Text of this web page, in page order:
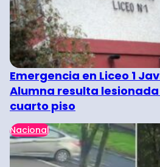
Emergencia en Liceo 1
Alumna resulta
cuarto piso
Nacional